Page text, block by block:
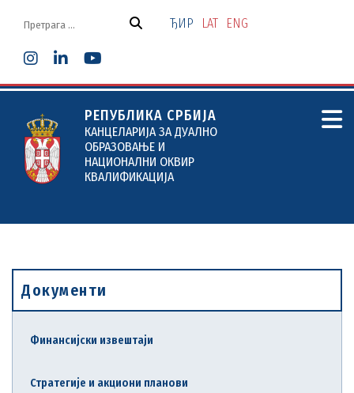
ЂИР LAT ENG
РЕПУБЛИКА СРБИЈА
КАНЦЕЛАРИЈА ЗА ДУАЛНО
ОБРАЗОВАЊЕ И
НАЦИОНАЛНИ ОКВИР
КВАЛИФИКАЦИЈА
Документи
Финансијски извештаји
Стратегије и акциони планови